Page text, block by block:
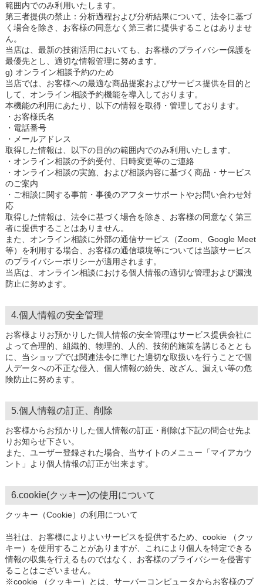
範囲内でのみ利用いたします。
第三者提供の禁止：分析過程および分析結果について、法令に基づ
く場合を除き、お客様の同意なく第三者に提供することはありませ
ん。
当店は、最新の技術活用においても、お客様のプライバシー保護を
最優先とし、適切な情報管理に努めます。
g) オンライン相談予約のため
当店では、お客様への最適な商品提案およびサービス提供を目的と
して、オンライン相談予約機能を導入しております。
本機能の利用にあたり、以下の情報を取得・管理しております。
・お客様氏名
・電話番号
・メールアドレス
取得した情報は、以下の目的の範囲内でのみ利用いたします。
・オンライン相談の予約受付、日時変更等のご連絡
・オンライン相談の実施、および相談内容に基づく商品・サービス
のご案内
・ご相談に関する事前・事後のアフターサポートやお問い合わせ対
応
取得した情報は、法令に基づく場合を除き、お客様の同意なく第三
者に提供することはありません。
また、オンライン相談に外部の通信サービス（Zoom、Google Meet
等）を利用する場合、お客様の通信環境等については当該サービス
のプライバシーポリシーが適用されます。
当店は、オンライン相談における個人情報の適切な管理および漏洩
防止に努めます。
4.個人情報の安全管理
お客様よりお預かりした個人情報の安全管理はサービス提供会社に
よって合理的、組織的、物理的、人的、技術的施策を講じるととも
に、当ショップでは関連法令に準じた適切な取扱いを行うことで個
人データへの不正な侵入、個人情報の紛失、改ざん、漏えい等の危
険防止に努めます。
5.個人情報の訂正、削除
お客様からお預かりした個人情報の訂正・削除は下記の問合せ先よ
りお知らせ下さい。
また、ユーザー登録された場合、当サイトのメニュー「マイアカウ
ント」より個人情報の訂正が出来ます。
6.cookie(クッキー)の使用について
クッキー（Cookie）の利用について
当社は、お客様によりよいサービスを提供するため、cookie （クッ
キー）を使用することがありますが、これにより個人を特定できる
情報の収集を行えるものではなく、お客様のプライバシーを侵害す
ることはございません。
※cookie （クッキー）とは、サーバーコンピュータからお客様のブ